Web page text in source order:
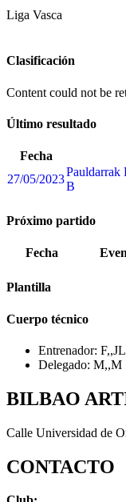
Liga Vasca
Clasificación
Content could not be
Último resultado
Fecha
27/05/2023
Pauldarrak
B
Próximo partido
Fecha
Plantilla
Cuerpo técnico
Entrenador: F,,JL
Delegado: M,,M
BILBAO
Calle Universidad de
CONTACTO